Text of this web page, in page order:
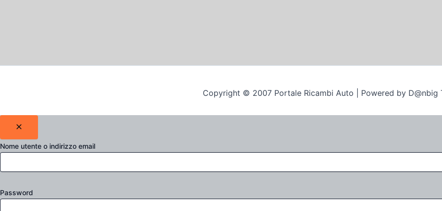
Copyright © 2007 Portale Ricambi Auto | Powered by D@nbig
Nome utente o indirizzo email
Password